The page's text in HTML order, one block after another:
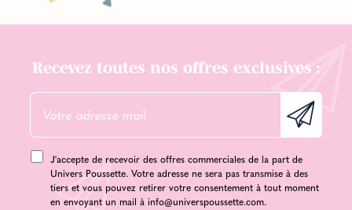
Recevez toutes nos offres exclusives :
J'accepte de recevoir des offres commerciales de la part de
Univers Poussette. Votre adresse ne sera pas transmise à des
tiers et vous pouvez retirer votre consentement à tout moment
en envoyant un mail à info@universpoussette.com.